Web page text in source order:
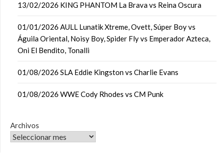
13/02/2026 KING PHANTOM La Brava vs Reina Oscura
01/01/2026 AULL Lunatik Xtreme, Ovett, Súper Boy vs
Águila Oriental, Noisy Boy, Spider Fly vs Emperador Azteca,
Oni El Bendito, Tonalli
01/08/2026 SLA Eddie Kingston vs Charlie Evans
01/08/2026 WWE Cody Rhodes vs CM Punk
Archivos